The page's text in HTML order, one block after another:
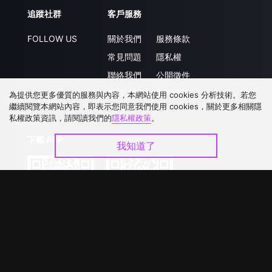
追蹤社群
FOLLOW US
客戶服務
關於我們
常見問題
聯絡我們
升級VIP
服務條款
隱私權
公開徵件
合作洽談
為提供您更多優質的服務與內容，本網站使用 cookies 分析技術。若您
繼續閱覽本網站內容，即表示您同意我們使用 cookies，關於更多相關隱
私權政策資訊，請閱讀我們的隱私權政策。
我知道了